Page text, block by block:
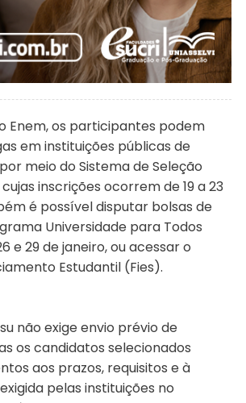
Enem, os participantes podem
em instituições públicas de
meio do Sistema de Seleção
inscrições ocorrem de 19 a 23
é possível disputar bolsas de
Universidade para Todos
e 29 de janeiro, ou acessar o
Estudantil (Fies).
não exige envio prévio de
os candidatos selecionados
aos prazos, requisitos e à
pelas instituições no